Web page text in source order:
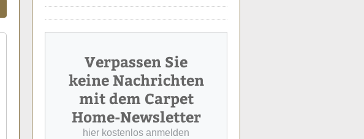
Verpassen Sie
keine Nachrichten
mit dem Carpet
Home-Newsletter
hier kostenlos anmelden